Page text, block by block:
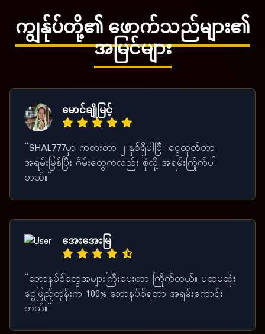
ကျွန်ုပ်တို့၏ ဖောက်သည်များ၏
အမြင်များ
မောင်ချိုမြင့်
“SHAL777မှာ ကစားတာ ၂ နှစ်ရှိပါပြီ။ ငွေထုတ်တာ
အရမ်းမြန်ပြီး ဂိမ်းတွေကလည်း စုံလို့ အရမ်းကြိုက်ပါ
တယ်။”
အေးအေးမြ
“ဘောနပ်စ်တွေအများကြီးပေးတာ ကြိုက်တယ်။ ပထမဆုံး
ငွေဖြည့်တုန်းက 100% ဘောနပ်စ်ရတာ အရမ်းကောင်း
တယ်။”